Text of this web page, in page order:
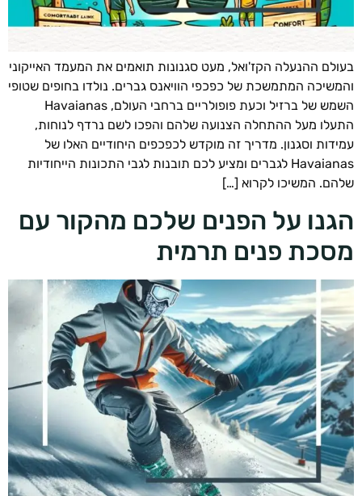
ההנעלה הקז'ואל, מעט סגנונות תואמים את המעמד האייקוני
המתמשכת של כפכפי הוויאנס גברים. נולדו בחופים שטופי
השמש של ברזיל וכעת פופולריים ברחבי העולם, Havaianas
מעל ההתחלה הצנועה שלהם והפכו לשם נרדף לנוחות,
וסגנון. מדריך זה מוקדש לכפכפים היחודיים האלו של
Havaianas לגברים ומציע לכם תובנות לגבי התכונות הייחודיות
המשיכו לקרוא […]
על הפנים שלכם מהקור עם
פנים תרמית